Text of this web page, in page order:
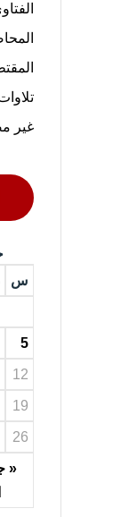
غير
س
«
5
12
19
26